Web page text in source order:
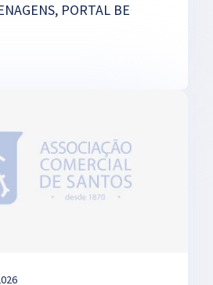
PORTAL BE